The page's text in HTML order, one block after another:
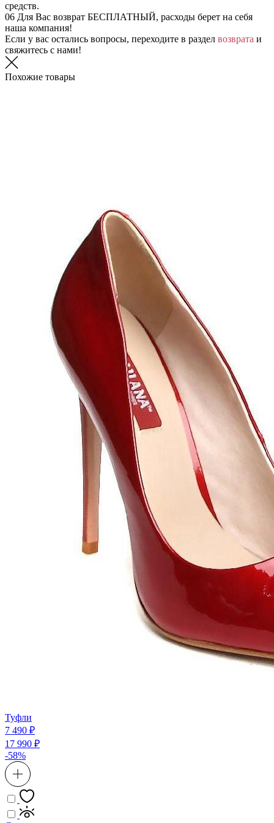
средств.
06 Для Вас возврат БЕСПЛАТНЫЙ, расходы берет на себя
наша компания!
Если у вас остались вопросы, переходите в раздел возврата и
свяжитесь с нами!
Похожие товары
Туфли
7 490 ₽
17 990 ₽
-58%